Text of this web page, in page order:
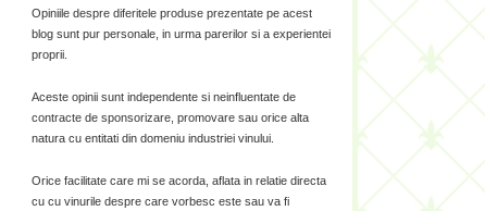
Opiniile despre diferitele produse prezentate pe acest
blog sunt pur personale, in urma parerilor si a experientei
proprii.
Aceste opinii sunt independente si neinfluentate de
contracte de sponsorizare, promovare sau orice alta
natura cu entitati din domeniu industriei vinului.
Orice facilitate care mi se acorda, aflata in relatie directa
cu cu vinurile despre care vorbesc este sau va fi